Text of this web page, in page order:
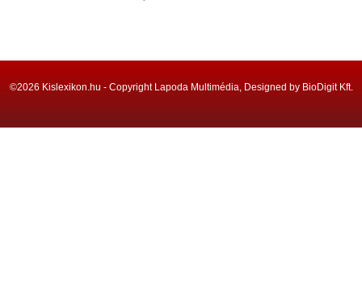
©2026 Kislexikon.hu - Copyright Lapoda Multimédia, Designed by BioDigit Kft.